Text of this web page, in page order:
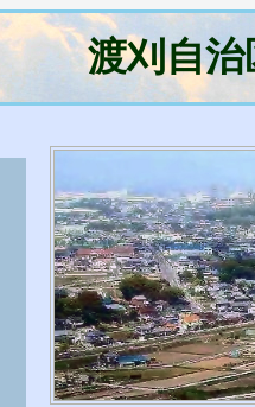
渡刈自